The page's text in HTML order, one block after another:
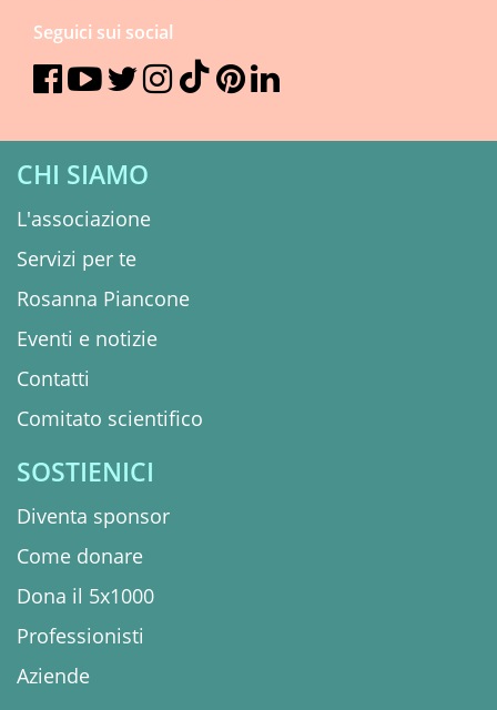
CHI SIAMO
L'associazione
Servizi per te
Rosanna Piancone
Eventi e notizie
Contatti
Comitato scientifico
SOSTIENICI
Diventa sponsor
Come donare
Dona il 5x1000
Professionisti
Aziende
Seguici sui social